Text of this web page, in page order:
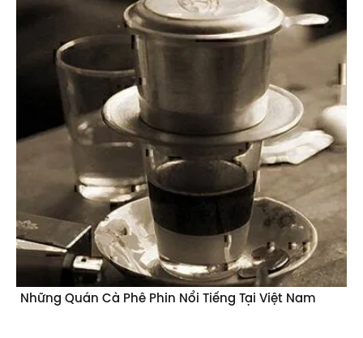
Những Quán Cà Phê Phin Nổi Tiếng Tại Việt Nam